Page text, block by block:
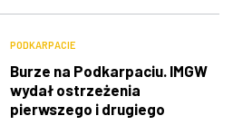
PODKARPACIE
Burze na Podkarpaciu. IMGW
wydał ostrzeżenia
pierwszego i drugiego